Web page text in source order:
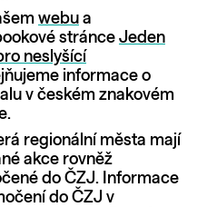
webua
stránce Jeden
neslyšící
informace o
v českém znakovém
regionální města mají
akce rovněž
do ČZJ. Informace
do ČZJ v